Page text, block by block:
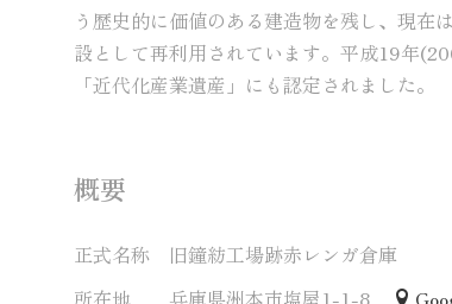
う歴史的に価値のある建造物を残し、現在
設として再利用されています。平成19年
「近代化産業遺産」にも認定されました。
概要
正式名称
旧鐘紡工場跡赤レンガ倉庫